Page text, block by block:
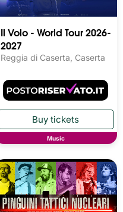
Il Volo - World Tour 2026-
2027
Reggia di Caserta, Caserta
Music